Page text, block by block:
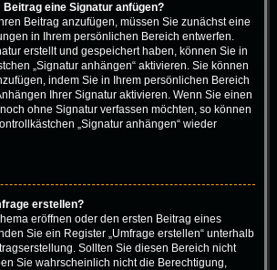
eine Signatur anfügen?
Beitrag anzufügen, müssen Sie zunächst eine
in Ihrem persönlichen Bereich entwerfen.
erstellt und gespeichert haben, können Sie in
„Signatur anhängen“ aktivieren. Sie können
indem Sie in Ihrem persönlichen Bereich
Ihrer Signatur aktivieren. Wenn Sie einen
ohne Signatur verfassen möchten, so können
„Signatur anhängen“ wieder
erstellen?
eröffnen oder den ersten Beitrag eines
Sie ein Register „Umfrage erstellen“ unterhalb
Sollten Sie diesen Bereich nicht
Sie wahrscheinlich nicht die Berechtigung,